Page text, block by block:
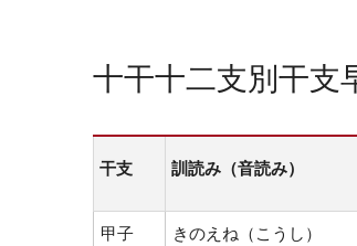
十干十二支別干支
干支 訓読み（音読み）
甲子 きのえね（こうし）